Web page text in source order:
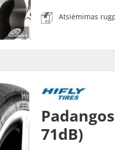
Atsiėmimas
71dB)